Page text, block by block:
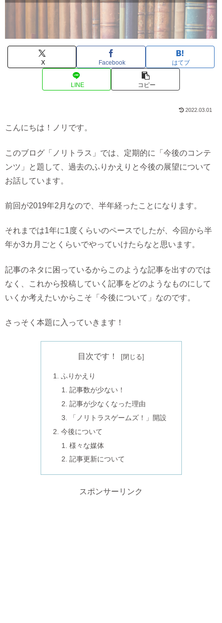
X Facebook はてブ
LINE コピー
2022.03.01
こんにちは！ノリです。
このブログ「ノリトラス」では、定期的に「今後のコンテ
ンツ」と題して、過去のふりかえりと今後の展望について
お話しています。
前回が2019年2月なので、半年経ったことになります。
それまでは1年に1度くらいのペースでしたが、今回から半
年か3カ月ごとくらいでやっていけたらなと思います。
記事のネタに困っているからこのような記事を出すのでは
なく、これから投稿していく記事をどのようなものにして
いくか考えたいからこそ「今後について」なのです。
さっそく本題に入っていきます！
目次です！
ふりかえり
記事数が少ない！
記事が少なくなった理由
「ノリトラスゲームズ！」開設
今後について
様々な媒体
記事更新について
スポンサーリンク